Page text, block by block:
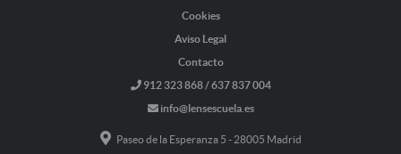
Cookies
Aviso Legal
Contacto
912 323 868 / 637 837 004
info@lensescuela.es
Paseo de la Esperanza 5 - 28005 Madrid